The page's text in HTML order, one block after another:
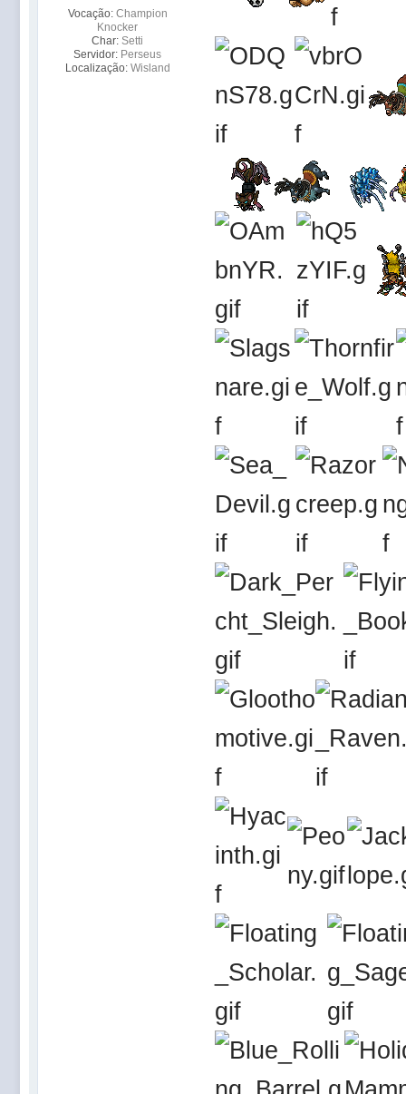
Vocação: Champion
Knocker
Char: Setti
Servidor: Perseus
Localização: Wisland